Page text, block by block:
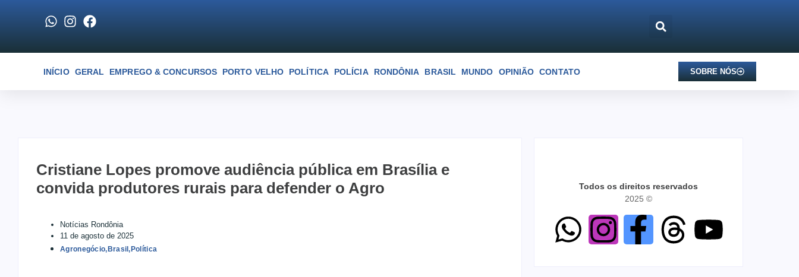
INÍCIO GERAL EMPREGO & CONCURSOS PORTO VELHO POLÍTICA POLÍCIA RONDÔNIA BRASIL MUNDO OPINIÃO CONTATO SOBRE NÓS
Cristiane Lopes promove audiência pública em Brasília e
convida produtores rurais para defender o Agro
Notícias Rondônia
11 de agosto de 2025
Agronegócio, Brasil, Política
Todos os direitos reservados
2025 ©